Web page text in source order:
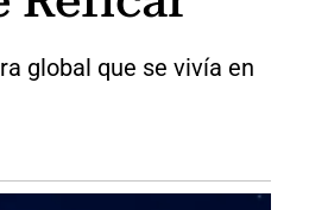
global que se vivía en